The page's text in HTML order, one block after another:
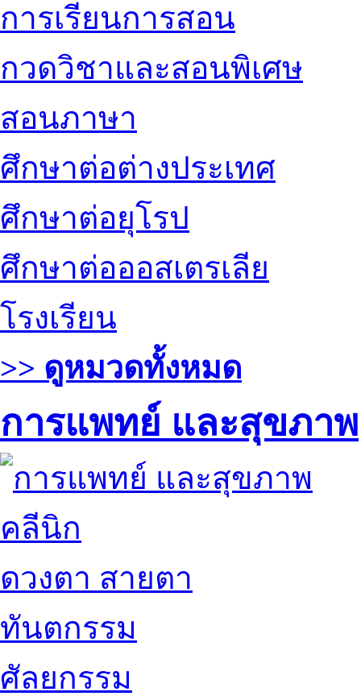
การเรียนการสอน
กวดวิชาและสอนพิเศษ
สอนภาษา
ศึกษาต่อต่างประเทศ
ศึกษาต่อยุโรป
ศึกษาต่อออสเตรเลีย
โรงเรียน
>> ดูหมวดทั้งหมด
การแพทย์ และสุขภาพ
คลีนิก
ดวงตา สายตา
ทันตกรรม
ศัลยกรรม